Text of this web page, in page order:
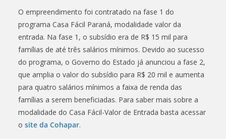
O empreendimento foi contratado na fase 1 do
programa Casa Fácil Paraná, modalidade valor da
entrada. Na fase 1, o subsídio era de R$ 15 mil para
famílias de até três salários mínimos. Devido ao sucesso
do programa, o Governo do Estado já anunciou a fase 2,
que amplia o valor do subsídio para R$ 20 mil e aumenta
para quatro salários mínimos a faixa de renda das
famílias a serem beneficiadas. Para saber mais sobre a
modalidade do Casa Fácil-Valor de Entrada basta acessar
o site da Cohapar.